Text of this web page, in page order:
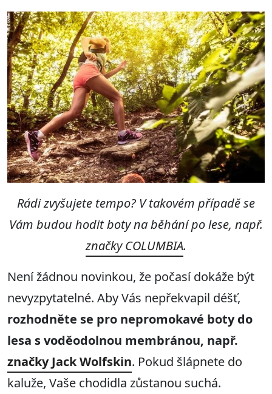
Rádi zvyšujete tempo? V takovém případě se
Vám budou hodit boty na běhání po lese, např.
značky COLUMBIA.
Není žádnou novinkou, že počasí dokáže být
nevyzpytatelné. Aby Vás nepřekvapil déšť,
rozhodněte se pro nepromokavé boty do
lesa s voděodolnou membránou, např.
značky Jack Wolfskin. Pokud šlápnete do
kaluže, Vaše chodidla zůstanou suchá.